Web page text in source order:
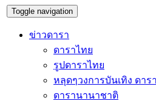
Toggle navigation
ข่าวดารา
ดาราไทย
รูปดาราไทย
หลุดๆวงการบันเทิง ดาร
ดารานานาชาติ